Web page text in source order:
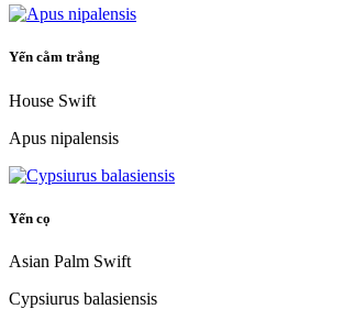
Yến cằm trắng
House Swift
Apus nipalensis
Yến cọ
Asian Palm Swift
Cypsiurus balasiensis